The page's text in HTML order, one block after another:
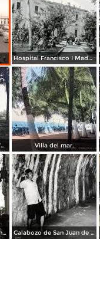
Hospital Francisco I Madero.
Palmares por el fotografo Hugo Brehme. Villa del mar.
Parroquia y calle de La Independencia. Calabozo de San Juan de Ulua.